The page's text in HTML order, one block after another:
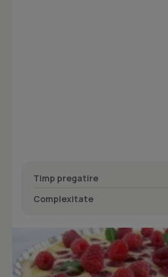
Timp pregatire
Complexitate